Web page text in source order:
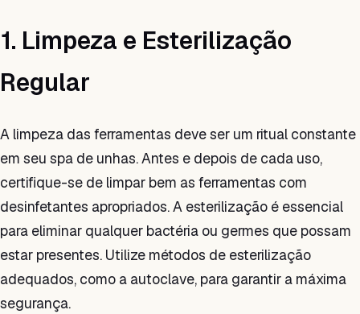
1. Limpeza e Esterilização
Regular
A limpeza das ferramentas deve ser um ritual constante
em seu spa de unhas. Antes e depois de cada uso,
certifique-se de limpar bem as ferramentas com
desinfetantes apropriados. A esterilização é essencial
para eliminar qualquer bactéria ou germes que possam
estar presentes. Utilize métodos de esterilização
adequados, como a autoclave, para garantir a máxima
segurança.